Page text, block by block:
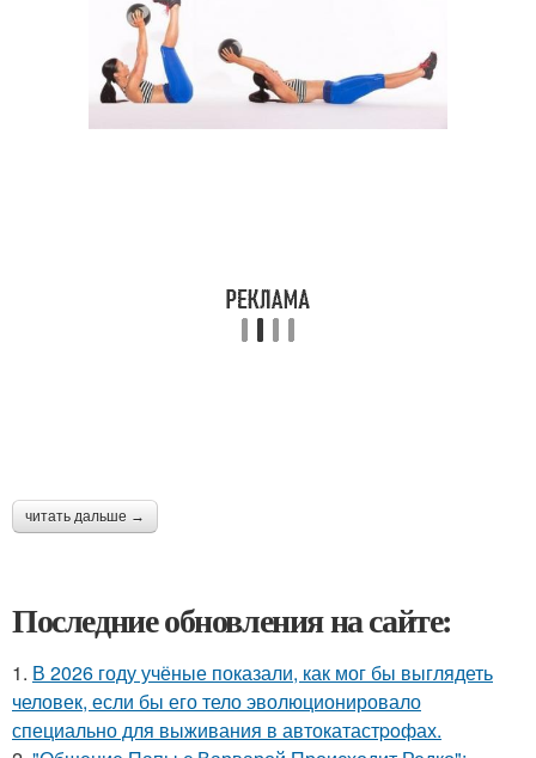
читать дальше →
Последние обновления на сайте:
1. В 2026 году учёные показали, как мог бы выглядеть
человек, если бы его тело эволюционировало
специально для выживания в автокатастpoфах.